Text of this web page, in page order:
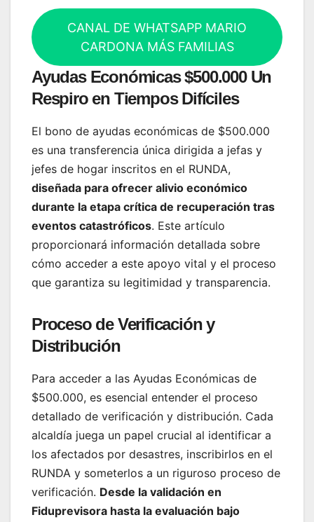
CANAL DE WHATSAPP MARIO
CARDONA MÁS FAMILIAS
Ayudas Económicas $500.000 Un
Respiro en Tiempos Difíciles
El bono de ayudas económicas de $500.000
es una transferencia única dirigida a jefas y
jefes de hogar inscritos en el RUNDA,
diseñada para ofrecer alivio económico
durante la etapa crítica de recuperación tras
eventos catastróficos. Este artículo
proporcionará información detallada sobre
cómo acceder a este apoyo vital y el proceso
que garantiza su legitimidad y transparencia.
Proceso de Verificación y
Distribución
Para acceder a las Ayudas Económicas de
$500.000, es esencial entender el proceso
detallado de verificación y distribución. Cada
alcaldía juega un papel crucial al identificar a
los afectados por desastres, inscribirlos en el
RUNDA y someterlos a un riguroso proceso de
verificación. Desde la validación en
Fiduprevisora hasta la evaluación bajo